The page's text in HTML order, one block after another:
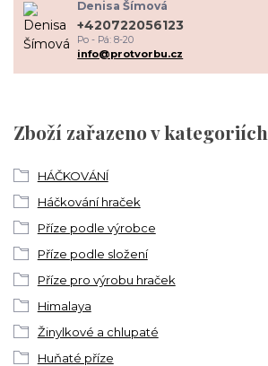
Zboží zařazeno v kategoriích
HÁČKOVÁNÍ
Háčkování hraček
Příze podle výrobce
Příze podle složení
Příze pro výrobu hraček
Himalaya
Žinylkové a chlupaté
Huňaté příze
Denisa Šímová
+420722056123
Po - Pá: 8-20
info@protvorbu.cz